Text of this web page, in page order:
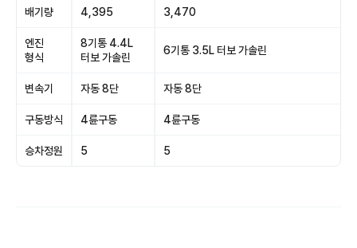
배기량 4,395 3,470
엔진
형식
8기통 4.4L
터보 가솔린
6기통 3.5L 터보 가솔린
변속기 자동 8단 자동 8단
구동방식 4륜구동 4륜구동
승차정원 5 5